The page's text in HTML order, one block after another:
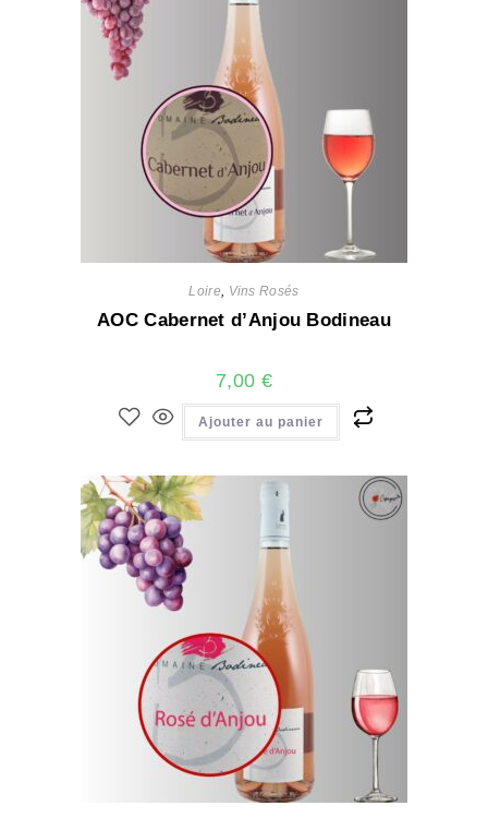
Loire Vins Rosés
AOC Cabernet d’Anjou Bodineau
7,00 €
Ajouter au panier